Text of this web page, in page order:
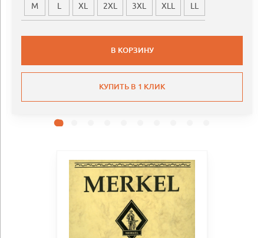
M L XL 2XL 3XL XLL LL
В КОРЗИНУ
КУПИТЬ В 1 КЛИК